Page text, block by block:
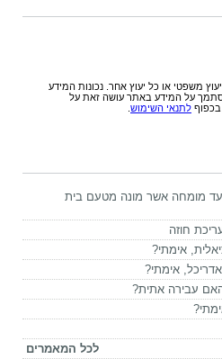
משפטי או כל יעוץ אחר. נכונות המידע
על המידע באתר עושה זאת על
לתנאי השימוש
מומחה אשר מונה מטעם בית
חוזה
אימתי?
אימתי?
עבירה אתית?
לכל המאמרים